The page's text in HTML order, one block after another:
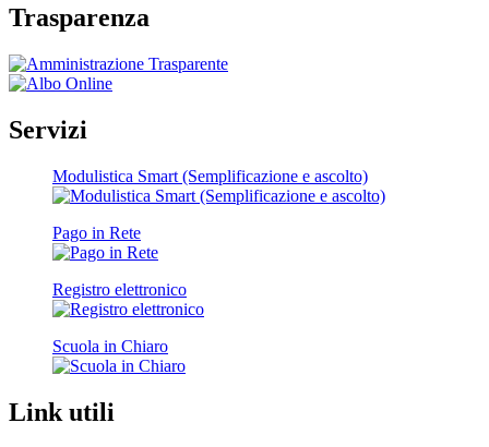
Trasparenza
Servizi
Modulistica Smart (Semplificazione e ascolto)
Pago in Rete
Registro elettronico
Scuola in Chiaro
Link utili